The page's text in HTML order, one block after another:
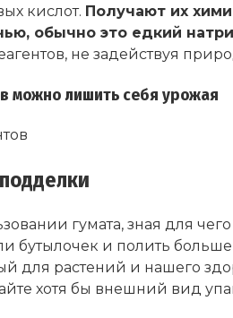
кислот. Получают их
обычно это едкий
не задействуя
можно лишить себя урожая
гумата, зная для
бутылочек и полить
для растений и нашего
хотя бы внешний вид